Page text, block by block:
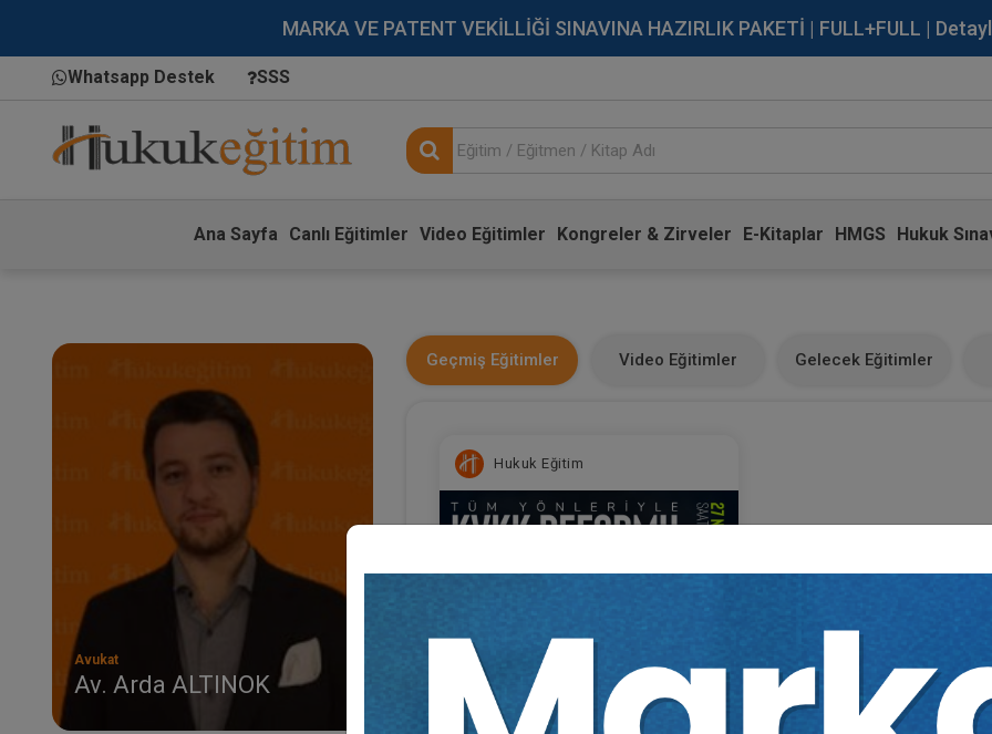
MARKA VE PATENT VEKİLLİĞİ SINAVINA HAZIRLIK PAKETİ | FULL+FULL |
Whatsapp Destek SSS
Ana Sayfa Canlı Eğitimler Video Eğitimler Kongreler & Zirveler E-Kitaplar HMGS Hukuk
Avukat
Av. Arda ALTINOK
Geçmiş Eğitimler Video Eğitimler Gelecek Eğitimler
Hukuk Eğitim
Tüm Yönleriyle KVKK REFORMU